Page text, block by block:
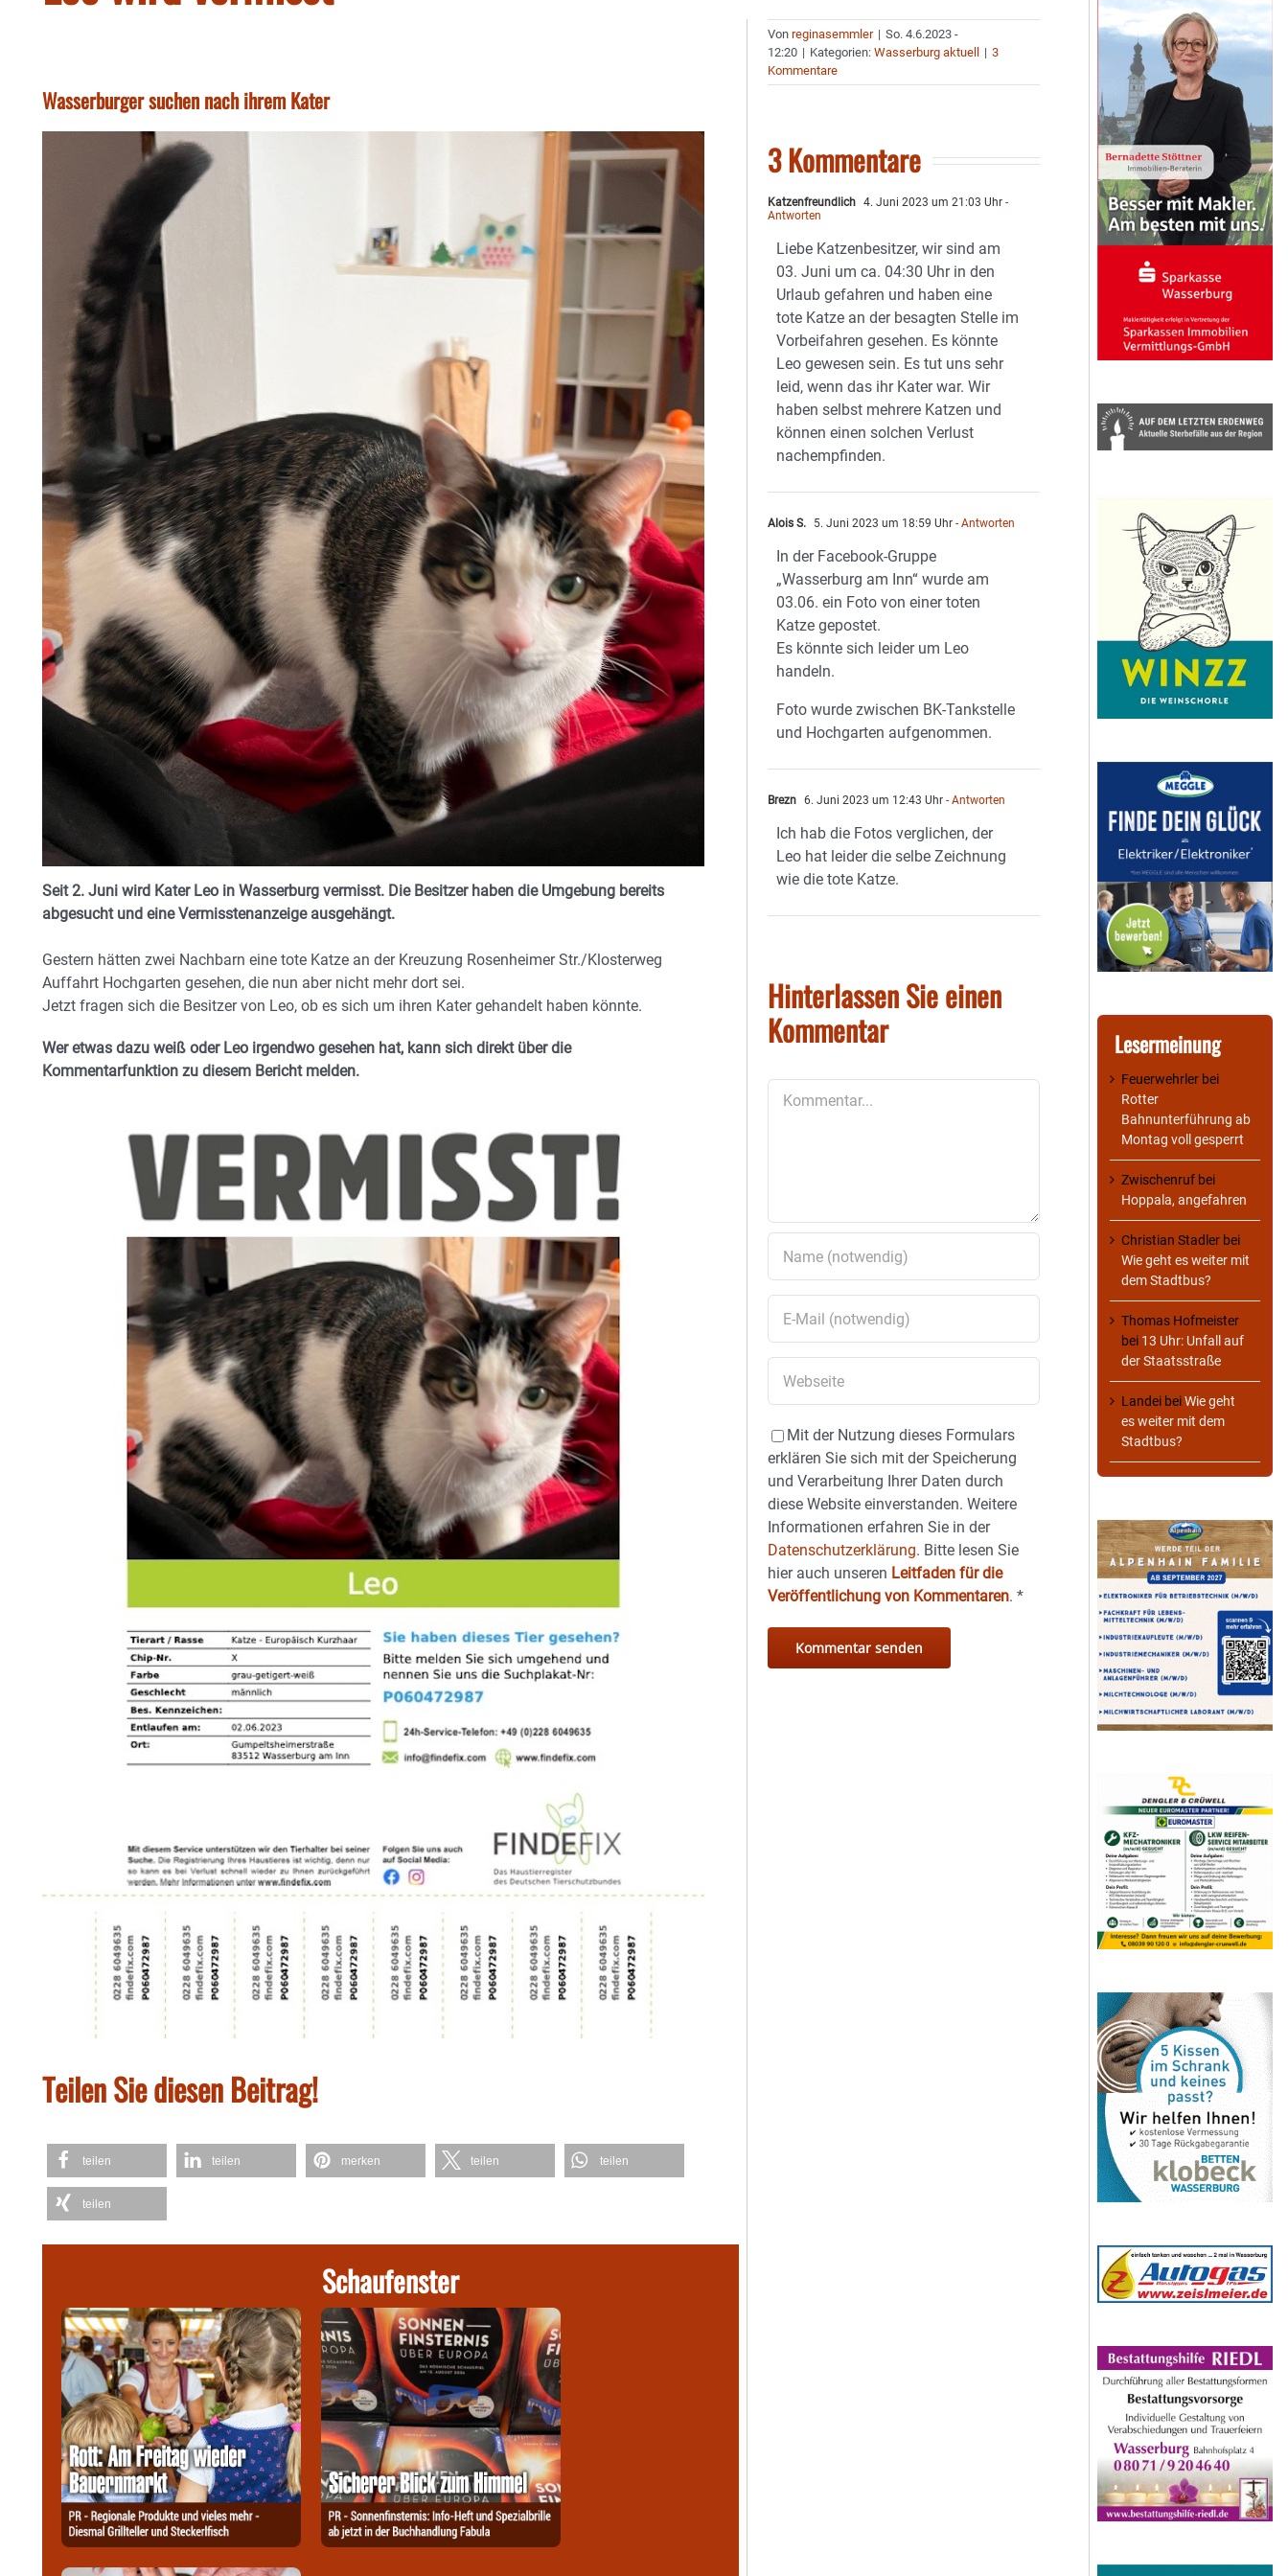
Wasserburger suchen nach ihrem Kater
Seit 2. Juni wird Kater Leo in Wasserburg vermisst. Die Besitzer haben die Umgebung bereits
abgesucht und eine Vermisstenanzeige ausgehängt.
Gestern hätten zwei Nachbarn eine tote Katze an der Kreuzung Rosenheimer Str./Klosterweg
Auffahrt Hochgarten gesehen, die nun aber nicht mehr dort sei.
Jetzt fragen sich die Besitzer von Leo, ob es sich um ihren Kater gehandelt haben könnte.
Wer etwas dazu weiß oder Leo irgendwo gesehen hat, kann sich direkt über die
Kommentarfunktion zu diesem Bericht melden.
Teilen Sie diesen Beitrag!
teilen teilen merken teilen teilen
teilen
Schaufenster
Vonreginasemmler | So. 4.6.2023 -
12:20 | Kategorien:Wasserburg aktuell | 3
Kommentare
3 Kommentare
Katzenfreundlich 4. Juni 2023 um 21:03 Uhr -
Antworten
Liebe Katzenbesitzer, wir sind am
03. Juni um ca. 04:30 Uhr in den
Urlaub gefahren und haben eine
tote Katze an der besagten Stelle im
Vorbeifahren gesehen. Es könnte
Leo gewesen sein. Es tut uns sehr
leid, wenn das ihr Kater war. Wir
haben selbst mehrere Katzen und
können einen solchen Verlust
nachempfinden.
Alois S. 5. Juni 2023 um 18:59 Uhr - Antworten
In der Facebook-Gruppe
„Wasserburg am Inn“ wurde am
03.06. ein Foto von einer toten
Katze gepostet.
Es könnte sich leider um Leo
handeln.
Foto wurde zwischen BK-Tankstelle
und Hochgarten aufgenommen.
Brezn 6. Juni 2023 um 12:43 Uhr - Antworten
Ich hab die Fotos verglichen, der
Leo hat leider die selbe Zeichnung
wie die tote Katze.
Hinterlassen Sie einen
Kommentar
Mit der Nutzung dieses Formulars
erklären Sie sich mit der Speicherung
und Verarbeitung Ihrer Daten durch
diese Website einverstanden. Weitere
Informationen erfahren Sie in der
Datenschutzerklärung. Bitte lesen Sie
hier auch unseren Leitfaden für die
Veröffentlichung von Kommentaren.*
Lesermeinung
Feuerwehrler bei
Rotter
Bahnunterführung ab
Montag voll gesperrt
Zwischenruf bei
Hoppala, angefahren
Christian Stadler bei
Wie geht es weiter mit
dem Stadtbus?
Thomas Hofmeister
bei 13 Uhr: Unfall auf
der Staatsstraße
Landei beiWie geht
es weiter mit dem
Stadtbus?